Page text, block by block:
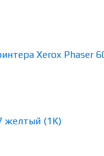
Xerox Phaser